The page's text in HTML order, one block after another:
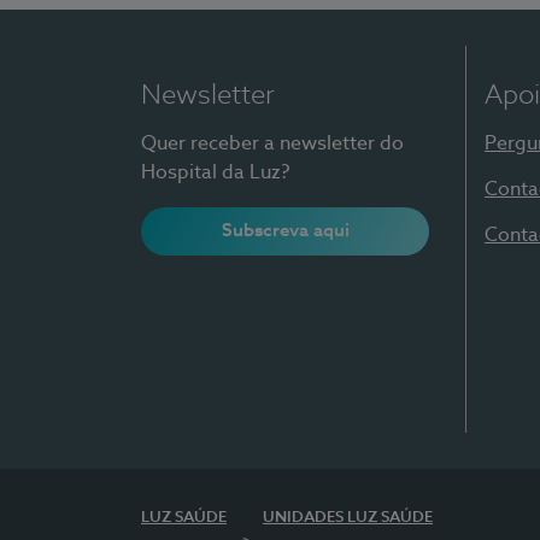
Newsletter
Quer receber a newsletter do
Hospital da Luz?
Subscreva aqui
LUZ SAÚDE UNIDADES LUZ SAÚDE